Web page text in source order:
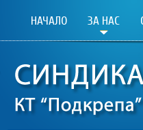
НАЧАЛО ЗА НАС